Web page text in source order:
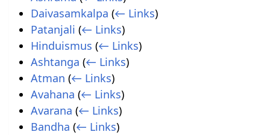
Daivasamkalpa (← Links)
Patanjali (← Links)
Hinduismus (← Links)
Ashtanga (← Links)
Atman (← Links)
Avahana (← Links)
Avarana (← Links)
Bandha (← Links)